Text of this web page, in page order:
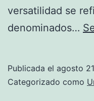
versatilidad se
denominados…
Publicada el agosto
Categorizado como